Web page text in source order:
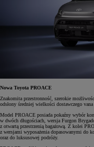
Nowa Toyota PROACE
Znakomita przestronność, szerokie
odsłony średniej wielkości dostawczego
Model PROACE posiada pokaźny wybór
w dwóch długościach, wersja Furgon
z otwartą przestrzenią bagażową. Z kolei
z wersjami wyposażenia dopasowanymi do
oraz do luksusowej podróży.